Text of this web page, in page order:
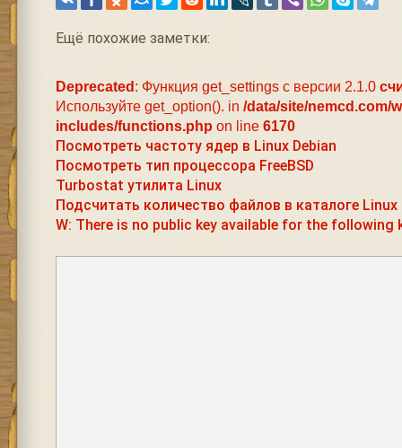
Ещё похожие заметки:
Deprecated : Функция get_settings с версии 2.1.0
Используйте get_option(). in /data/site/nemcd.com/
includes/functions.php on line 6170
Посмотреть частоту ядер в Linux Debian
Посмотреть тип процессора FreeBSD
Turbostat утилита Linux
Подсчитать количество файлов в каталоге Linux
W: There is no public key available for the following